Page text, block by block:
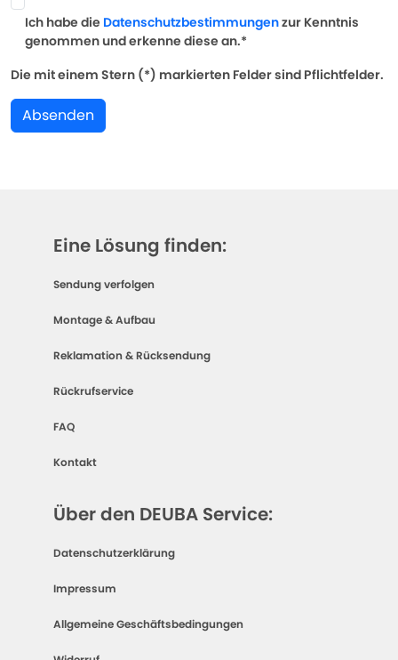
Ich habe die Datenschutzbestimmungenzur Kenntnis
genommen und erkenne diese an.*
Die mit einem Stern (*) markierten Felder sind Pflichtfelder.
Absenden
Eine Lösung finden:
Sendung verfolgen
Montage & Aufbau
Reklamation & Rücksendung
Rückrufservice
FAQ
Kontakt
Über den DEUBA Service:
Datenschutzerklärung
Impressum
Allgemeine Geschäftsbedingungen